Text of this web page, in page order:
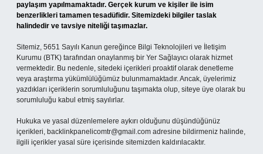
paylaşım yapılmamaktadır. Gerçek kurum ve kişiler ile isim
benzerlikleri tamamen tesadüfidir. Sitemizdeki bilgiler taslak
halindedir ve tavsiye niteliği taşımazlar.
Sitemiz, 5651 Sayılı Kanun gereğince Bilgi Teknolojileri ve İletişim
Kurumu (BTK) tarafından onaylanmış bir Yer Sağlayıcı olarak hizmet
vermektedir. Bu nedenle, sitedeki içerikleri proaktif olarak denetleme
veya araştırma yükümlülüğümüz bulunmamaktadır. Ancak, üyelerimiz
yazdıkları içeriklerin sorumluluğunu taşımakta olup, siteye üye olarak bu
sorumluluğu kabul etmiş sayılırlar.
Hukuka ve yasal düzenlemelere aykırı olduğunu düşündüğünüz
içerikleri, backlinkpanelicomtr@gmail.com adresine bildirmeniz halinde,
ilgili içerikler yasal süre içerisinde sitemizden kaldırılacaktır.